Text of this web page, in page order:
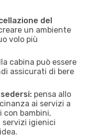
del
un ambiente
volo più
cabina può essere
assicurati di bere
pensa allo
ai servizi a
con bambini,
servizi igienici